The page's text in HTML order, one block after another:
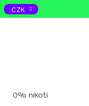
CZK
0% nikotinu